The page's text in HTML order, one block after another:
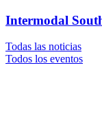
Intermodal
Todas las noticias
Todos los eventos